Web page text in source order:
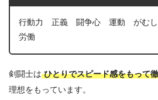
行動力 正義 闘争心 運動 がむ
労働
剣闘士は ひとりでスピード感をもって
理想をもっています。